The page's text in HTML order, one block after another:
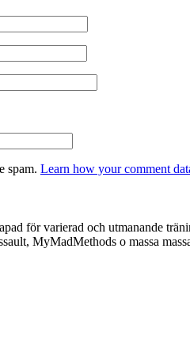
spam. Learn how your comment
för varierad och utmanande
MyMadMethods o massa